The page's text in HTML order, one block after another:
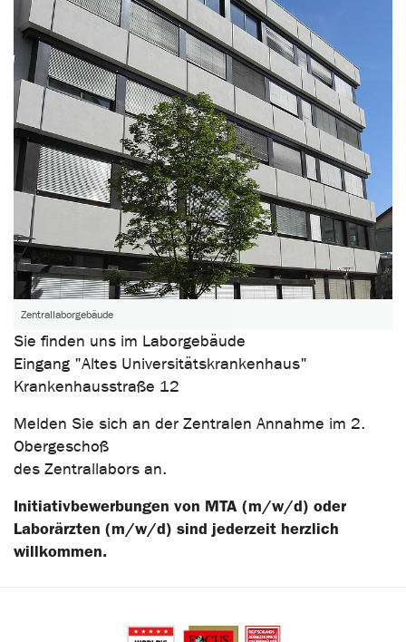
Zentrallaborgebäude
Sie finden uns im Laborgebäude
Eingang "Altes Universitätskrankenhaus"
Krankenhausstraße 12
Melden Sie sich an der Zentralen Annahme im 2.
Obergeschoß
des Zentrallabors an.
Initiativbewerbungen von MTA (m/w/d) oder
Laborärzten (m/w/d) sind jederzeit herzlich
willkommen.